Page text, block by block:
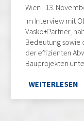
Wien | 13.
Im Interview mit
Vasko+Partner,
Bedeutung sowie
der effizienten
Bauprojekten
WEITERLESEN